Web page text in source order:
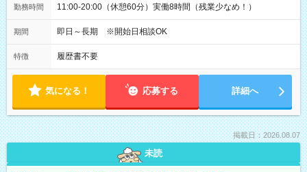
勤務時間 11:00-20:00（休憩60分）実働8時間（残業少なめ！）
期間 即日～長期 ※開始日相談OK
特徴 履歴書不要
気になる！ 応募する 詳細へ
掲載日：2026.08.07
未読